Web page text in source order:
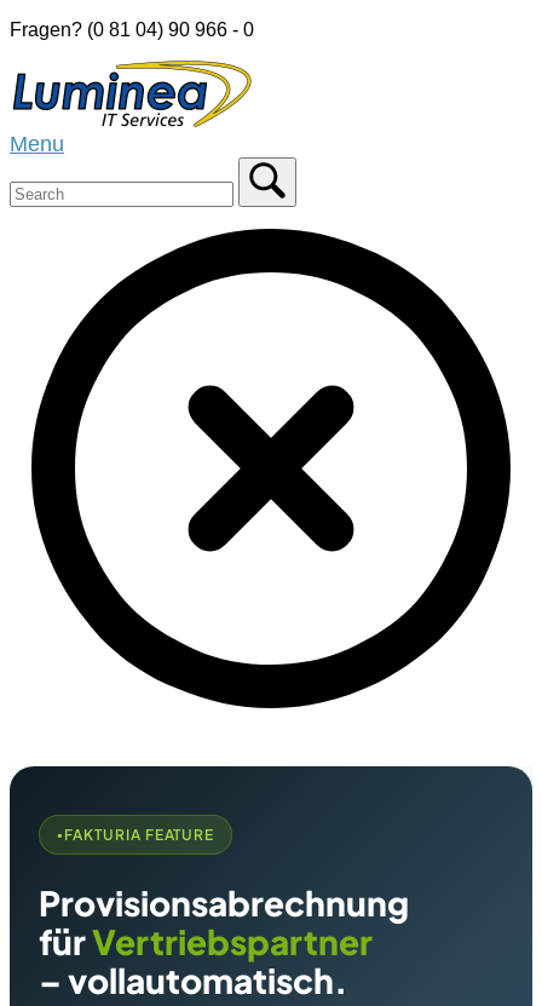
Skip
content
Fragen? (0 81 04) 90 966 - 0
Home
Menu
FAKTURIA FEATURE
Provisionsabrechnung
fürVertriebspartner
– vollautomatisch.